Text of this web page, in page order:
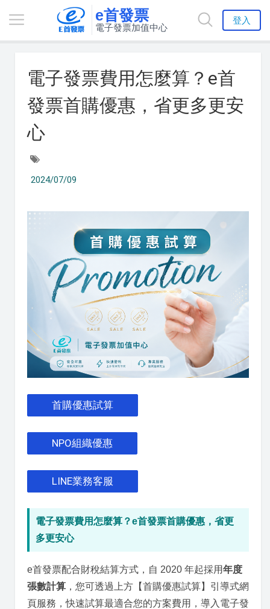
e首發票
電子發票加值中心
登入
電子發票費用怎麼算？e首
發票首購優惠，省更多更安
心
2024/07/09
首購優惠試算
NPO組織優惠
LINE業務客服
電子發票費用怎麼算？e首發票首購優惠，省更
多更安心
e首發票配合財稅結算方式，自 2020 年起採用年度
張數計算 ，您可透過上方【首購優惠試算】引導式網
頁服務，快速試算最適合您的方案費用，導入電子發